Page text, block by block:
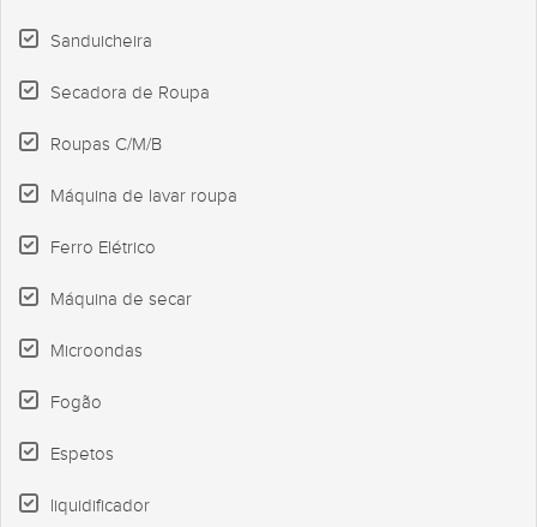
Sanduicheira
Secadora de Roupa
Roupas C/M/B
Máquina de lavar roupa
Ferro Elétrico
Máquina de secar
Microondas
Fogão
Espetos
liquidificador